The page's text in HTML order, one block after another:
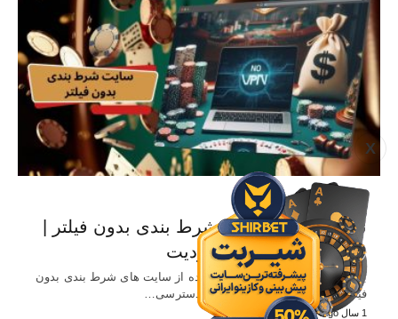
X
آموزش شرط بندی
نحوه ورود به سایت شرط بندی بدون فیلتر |
شرط بندی بدون محدودیت
بهترین راه انجام شرط بندی استفاده از سایت های شرط بندی بدون
فیلتر است که دارای سرعت بالا و دسترسی…
1 سال ago